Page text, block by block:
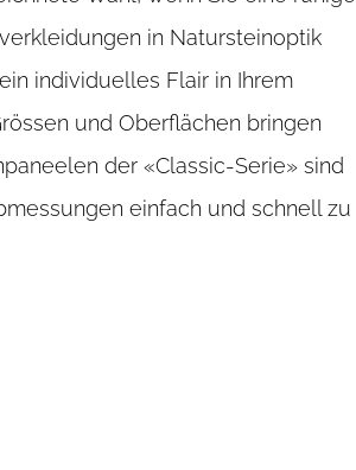
in Natursteinoptik
individuelles Flair in Ihrem
und Oberflächen bringen
der «Classic-Serie» sind
einfach und schnell zu